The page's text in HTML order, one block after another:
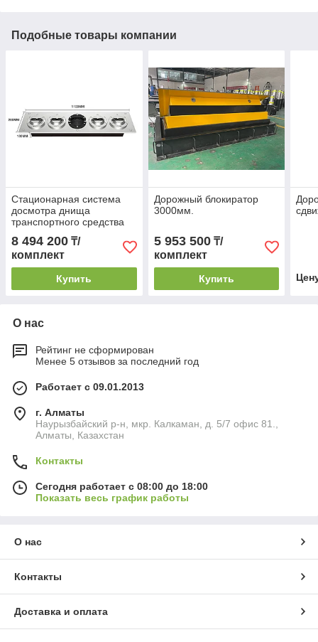
Подобные товары компании
Стационарная система
досмотра днища
транспортного средства
8 494 200 ₸/
комплект
Купить
Дорожный блокиратор
3000мм.
5 953 500₸/
комплект
Купить
О нас
Рейтинг не сформирован
Менее 5 отзывов за последний год
Работает с 09.01.2013
г. Алматы
Наурызбайский р-н, мкр. Калкаман, д. 5/7 офис 81.,
Алматы, Казахстан
Контакты
Сегодня работает с 08:00 до 18:00
Показать весь график работы
О нас
Контакты
Доставка и оплата